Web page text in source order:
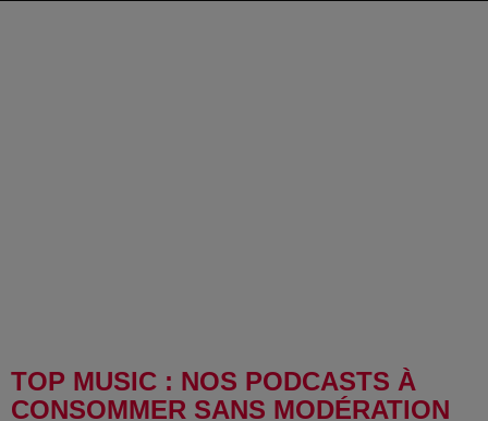
TOP MUSIC : NOS PODCASTS À
CONSOMMER SANS MODÉRATION